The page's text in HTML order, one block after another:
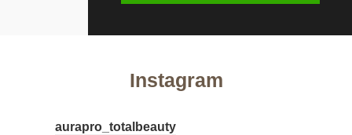
Instagram
aurapro_totalbeauty